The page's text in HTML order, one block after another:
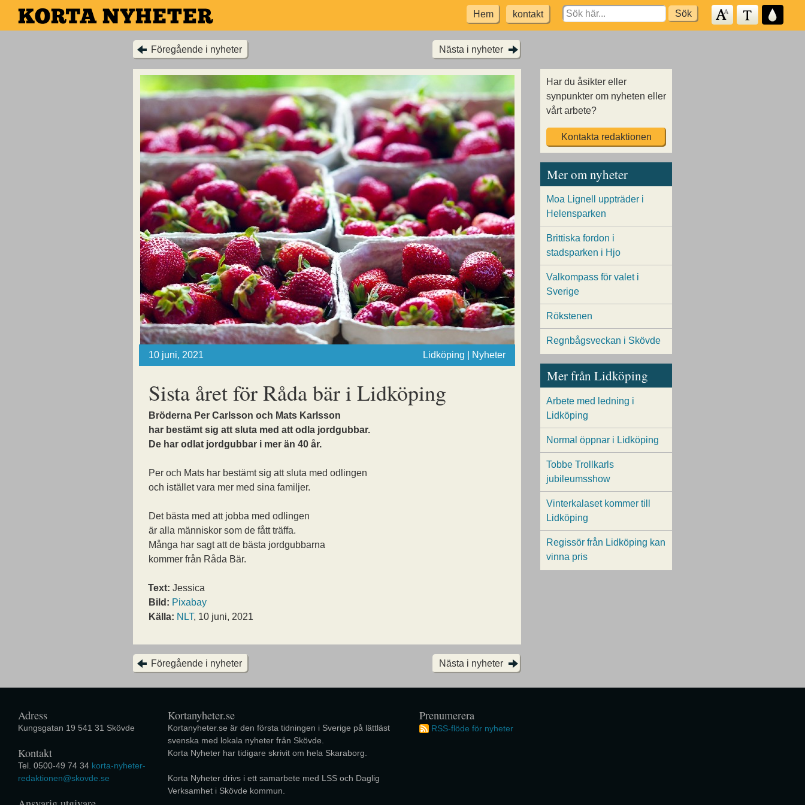
Hoppa
till
Hem kontakt
Search
for:
Föregående i nyheter Nästa i nyheter
10 juni, 2021 Lidköping | Nyheter
Sista året för Råda bär i Lidköping
Bröderna Per Carlsson och Mats Karlsson
har bestämt sig att sluta med att odla jordgubbar.
De har odlat jordgubbar i mer än 40 år.
Per och Mats har bestämt sig att sluta med odlingen
och istället vara mer med sina familjer.
Det bästa med att jobba med odlingen
är alla människor som de fått träffa.
Många har sagt att de bästa jordgubbarna
kommer från Råda Bär.
Text: Jessica
Bild: Pixabay
Källa: NLT, 10 juni, 2021
Föregående i nyheter Nästa i nyheter
Har du åsikter eller
synpunkter om nyheten eller
vårt arbete?
Kontakta redaktionen
Mer om nyheter
Moa Lignell uppträder i
Helensparken
Brittiska fordon i
stadsparken i Hjo
Valkompass för valet i
Sverige
Rökstenen
Regnbågsveckan i Skövde
Mer från Lidköping
Arbete med ledning i
Lidköping
Normal öppnar i Lidköping
Tobbe Trollkarls
jubileumsshow
Vinterkalaset kommer till
Lidköping
Regissör från Lidköping kan
vinna pris
Adress
Kungsgatan 19 541 31 Skövde
Kontakt
Tel. 0500-49 74 34 korta-nyheter-
redaktionen@skovde.se
Kortanyheter.se
Kortanyheter.se är den första tidningen i Sverige på lättläst
svenska med lokala nyheter från Skövde.
Korta Nyheter har tidigare skrivit om hela Skaraborg.
Korta Nyheter drivs i ett samarbete med LSS och Daglig
Verksamhet i Skövde kommun.
Prenumerera
RSS-flöde för nyheter